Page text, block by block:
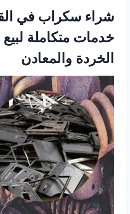
شراء سكراب في
خدمات متكاملة
الخردة والمعادن